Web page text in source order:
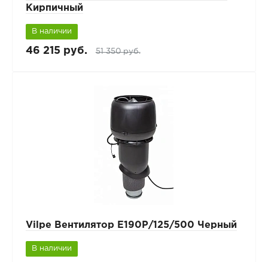
Кирпичный
В наличии
46 215 руб. 51 350 руб.
Vilpe Вентилятор Е190Р/125/500 Черный
В наличии